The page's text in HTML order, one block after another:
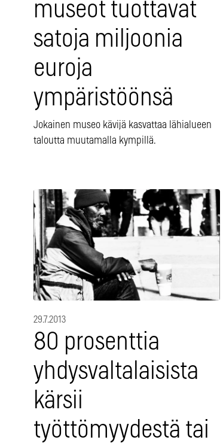
museot tuottavat
satoja miljoonia
euroja
ympäristöönsä
Jokainen museo kävijä kasvattaa lähialueen
taloutta muutamalla kympillä.
29.7.2013
80 prosenttia
yhdysvaltalaisista
kärsii
työttömyydestä tai